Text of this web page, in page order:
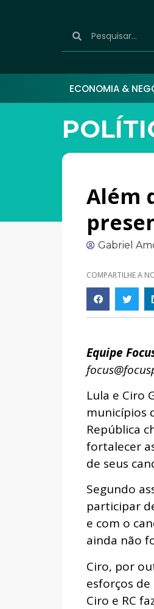
ECONOMIA &
Além
Gabriel
COMPARTILHE A
Equipe
Lula e Ciro
municípios
República
fortalecer
de seus
Segundo
participar
e com o
ainda não
Ciro, por
esforços
Ciro e RC